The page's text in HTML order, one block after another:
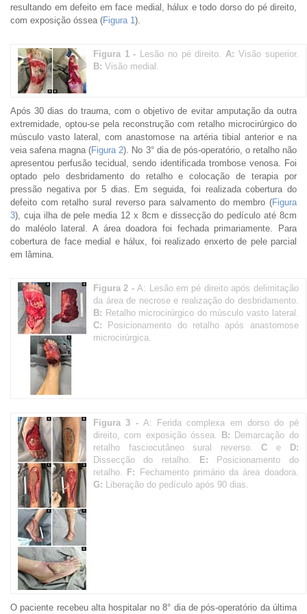
resultando em defeito em face medial, hálux e todo dorso do pé direito,
com exposição óssea (Figura 1 ).
Figura 1 - Lesão no pé direito. A: Visão superior.
B: Visão medial.
Após 30 dias do trauma, com o objetivo de evitar amputação da outra
extremidade, optou-se pela reconstrução com retalho microcirúrgico do
músculo vasto lateral, com anastomose na artéria tibial anterior e na
veia safena magna (Figura 2). No 3° dia de pós-operatório, o retalho não
apresentou perfusão tecidual, sendo identificada trombose venosa. Foi
optado pelo desbridamento do retalho e colocação de terapia por
pressão negativa por 5 dias. Em seguida, foi realizada cobertura do
defeito com retalho sural reverso para salvamento do membro (Figura
3), cuja ilha de pele media 12 x 8cm e dissecção do pedículo até 8cm
do maléolo lateral. A área doadora foi fechada primariamente. Para
cobertura de face medial e hálux, foi realizado enxerto de pele parcial
em lâmina.
Figura 2 -A: Lesão em pé direito após delimitação
da área de necrose e realização do desbridamento.
B: Retalho microcirúrgico do músculo vasto lateral.
C: Posicionamento do retalho após anastomose
microcirúrgica.
Figura 3 - A: Ferida complexa em dorso do pé
direito, com exposição óssea.
B: Demarcação do
retalho fasciocutâneo sural reverso.C e
D:
Dissecção do retalho.
E: Posicionamento do
retalho.
F: Fechamento primário da área doadora.
G: Liberação do pedículo após 90 dias.
O paciente recebeu alta hospitalar no 8° dia de pós-operatório da última